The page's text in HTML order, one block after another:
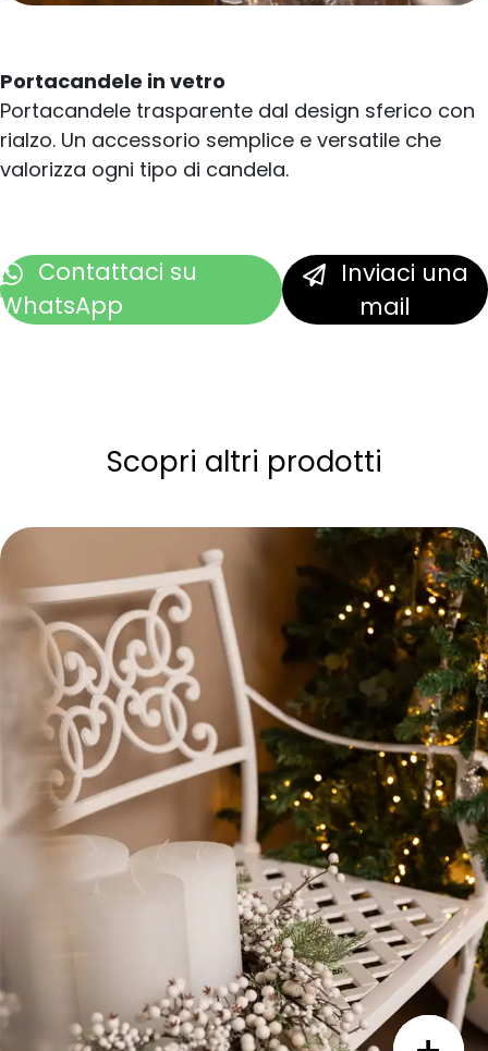
Portacandele in vetro
Portacandele trasparente dal design sferico con
rialzo. Un accessorio semplice e versatile che
valorizza ogni tipo di candela.
Contattaci su
WhatsApp
mail
Scopri altri prodotti